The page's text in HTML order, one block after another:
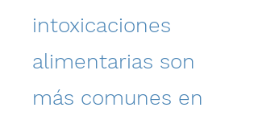
intoxicaciones
alimentarias son
más comunes en